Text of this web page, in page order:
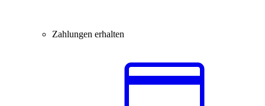
Zahlungen erhalten